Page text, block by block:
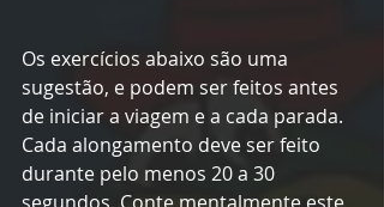
Os exercícios abaixo são uma
sugestão, e podem ser feitos antes
de iniciar a viagem e a cada parada.
Cada alongamento deve ser feito
durante pelo menos 20 a 30